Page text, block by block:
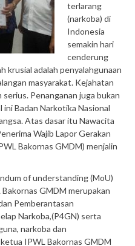
terlarang
(narkoba) di
Indonesia
semakin hari
cenderung
krusial adalah penyalahgunaan
masyarakat. Kejahatan
Penanganan juga bukan
Badan Narkotika Nasional
Atas dasar itu Nawacita
Wajib Lapor Gerakan
Bakornas GMDM) menjalin
of understanding (MoU)
GMDM merupakan
Pemberantasan
Narkoba,(P4GN) serta
narkoba dan
IPWL Bakornas GMDM